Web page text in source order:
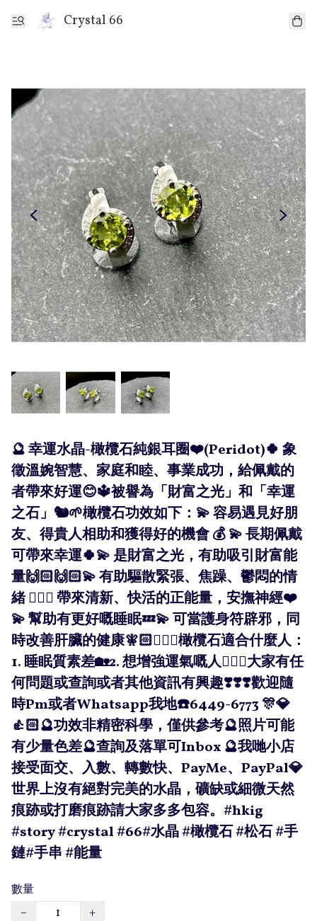
Crystal 66
🔮 幸運水晶-橄欖石純銀耳圈❤️(Peridot)🍀 象
徵溫婉智慧、家庭和睦、事業成功，給佩戴的
者帶來好運😊🔱被譽為「財富之光」和「幸運
之石」🐿🌱橄欖石功效如下：💫 容易遇見好朋
友、得貴人相助和獲得好的機會 💰 💫 長期佩戴
可帶來幸運🍀💫 是財富之光，有助吸引財富能
量🙌🏻🙌🏻💫 有助驅散緊張、焦躁、鬱悶的情
緒 👍🏻💫 帶來清新、快活的正能量，安撫神經❤️
💫 幫助有更好嘅睡眠💤💫 可當護身符辟邪，同
時改善肝臟的健康🧚🏻🧚🏻‍♀️橄欖石適合什麼人：
1. 睡眠質素差🏡2. 想增強運氣嘅人💁🏻‍♀️大家有任
何問題或查詢或者其他資訊有興趣❣️❣️❣️歡迎隨
時Pm或者Whatsapp我地☎️6449-6773 🎊💎
👍🏻🔮功效非精密科學，僅供參考🔮照片可能
有少量色差🔮查詢及落單可Inbox 🔮我哋小店
接受面交、入數、轉數快、PayMe、PayPal💎
世界上沒有絕對完美的水晶，礦缺或細微天然
痕跡或打磨痕跡請大家多多包容。#hkig
#story #crystal #66#水晶 #橄欖石 #松石 #手
鏈#手串 #能量
數量
−
+